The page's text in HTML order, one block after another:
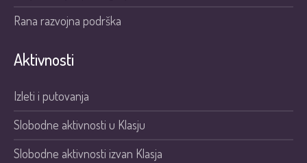
Rana razvojna podrška
Aktivnosti
Izleti i putovanja
Slobodne aktivnosti u Klasju
Slobodne aktivnosti izvan Klasja